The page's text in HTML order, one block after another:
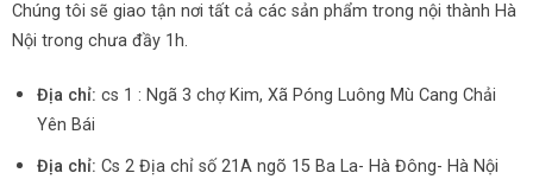
Chúng tôi sẽ giao tận nơi tất cả các sản phẩm trong nội thành Hà
Nội trong chưa đầy 1h.
Địa chỉ: cs 1 : Ngã 3 chợ Kim, Xã Póng Luông Mù Cang Chải
Yên Bái
Địa chỉ: Cs 2 Địa chỉ số 21A ngõ 15 Ba La- Hà Đông- Hà Nội